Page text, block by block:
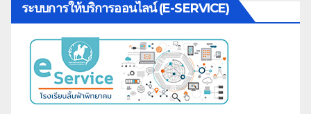
ระบบการให้บริการออนไลน์ (E-SERVICE)